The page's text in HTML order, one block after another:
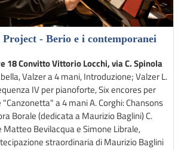
- Berio e i contemporanei
18 Convitto Vittorio Locchi, via C. Spinola
Valzer a 4 mani, Introduzione; Valzer L.
IV per pianoforte, Six encores per
a 4 mani A. Corghi: Chansons
Borale (dedicata a Maurizio Baglini) C.
Matteo Bevilacqua e Simone Librale,
straordinaria di Maurizio Baglini